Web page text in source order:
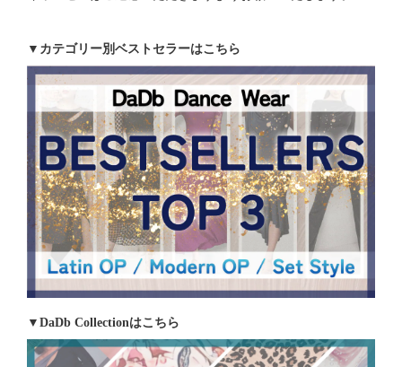
▼カテゴリー別ベストセラーはこちら
▼DaDb Collectionはこちら